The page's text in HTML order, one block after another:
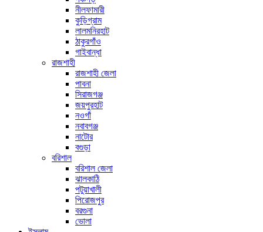
নীলফামারী
কুড়িগ্রাম
লালমনিরহাট
ঠাকুরগাঁও
গাইবান্ধা
রাজশাহী
রাজশাহী জেলা
পাবনা
সিরাজগঞ্জ
জয়পুরহাট
নওগাঁ
নবাবগঞ্জ
নাটোর
বগুড়া
বরিশাল
বরিশাল জেলা
ঝালকাঠি
পটুয়াখালী
পিরোজপুর
বরগুনা
ভোলা